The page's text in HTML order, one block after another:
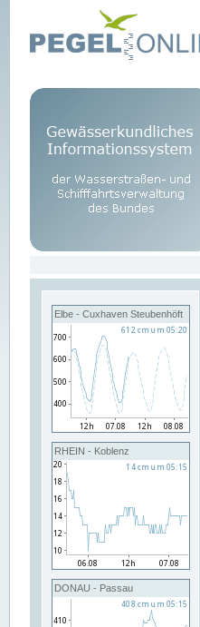
Elbe - Cuxhaven Steubenhöft
RHEIN - Koblenz
DONAU - Passau